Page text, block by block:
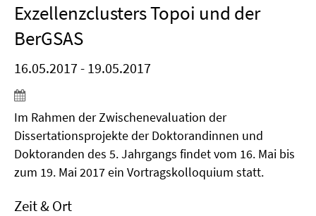
Exzellenzclusters Topoi und der
BerGSAS
16.05.2017 - 19.05.2017
Im Rahmen der Zwischenevaluation der
Dissertationsprojekte der Doktorandinnen und
Doktoranden des 5. Jahrgangs findet vom 16. Mai bis
zum 19. Mai 2017 ein Vortragskolloquium statt.
Zeit & Ort